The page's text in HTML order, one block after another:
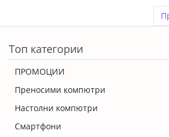
Топ категории
ПРОМОЦИИ
Преносими компютри
Настолни компютри
Смартфони